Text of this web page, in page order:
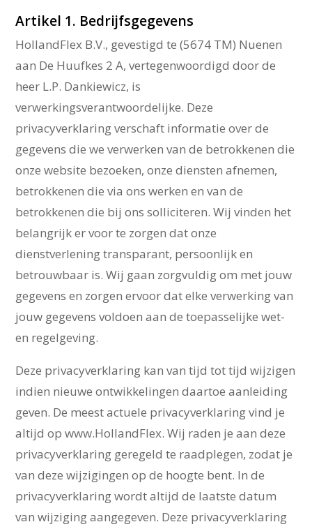
Artikel 1. Bedrijfsgegevens
HollandFlex B.V., gevestigd te (5674 TM) Nuenen
aan De Huufkes 2 A, vertegenwoordigd door de
heer L.P. Dankiewicz, is
verwerkingsverantwoordelijke. Deze
privacyverklaring verschaft informatie over de
gegevens die we verwerken van de betrokkenen die
onze website bezoeken, onze diensten afnemen,
betrokkenen die via ons werken en van de
betrokkenen die bij ons solliciteren. Wij vinden het
belangrijk er voor te zorgen dat onze
dienstverlening transparant, persoonlijk en
betrouwbaar is. Wij gaan zorgvuldig om met jouw
gegevens en zorgen ervoor dat elke verwerking van
jouw gegevens voldoen aan de toepasselijke wet-
en regelgeving.
Deze privacyverklaring kan van tijd tot tijd wijzigen
indien nieuwe ontwikkelingen daartoe aanleiding
geven. De meest actuele privacyverklaring vind je
altijd op www.HollandFlex. Wij raden je aan deze
privacyverklaring geregeld te raadplegen, zodat je
van deze wijzigingen op de hoogte bent. In de
privacyverklaring wordt altijd de laatste datum
van wijziging aangegeven. Deze privacyverklaring